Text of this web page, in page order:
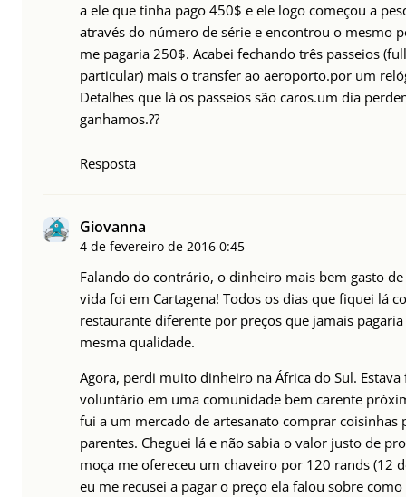
a ele que tinha pago 450$ e ele logo começou a
através do número de série e encontrou o mesmo
me pagaria 250$. Acabei fechando três passeios
particular) mais o transfer ao aeroporto.por um
Detalhes que lá os passeios são caros.um dia
ganhamos.??
Resposta
Giovanna
4 de fevereiro de 2016 0:45
Falando do contrário, o dinheiro mais bem gasto
vida foi em Cartagena! Todos os dias que fiquei lá
restaurante diferente por preços que jamais
mesma qualidade.
Agora, perdi muito dinheiro na África do Sul.
voluntário em uma comunidade bem carente
fui a um mercado de artesanato comprar coisinhas
parentes. Cheguei lá e não sabia o valor justo de
moça me ofereceu um chaveiro por 120 rands (12
eu me recusei a pagar o preço ela falou sobre